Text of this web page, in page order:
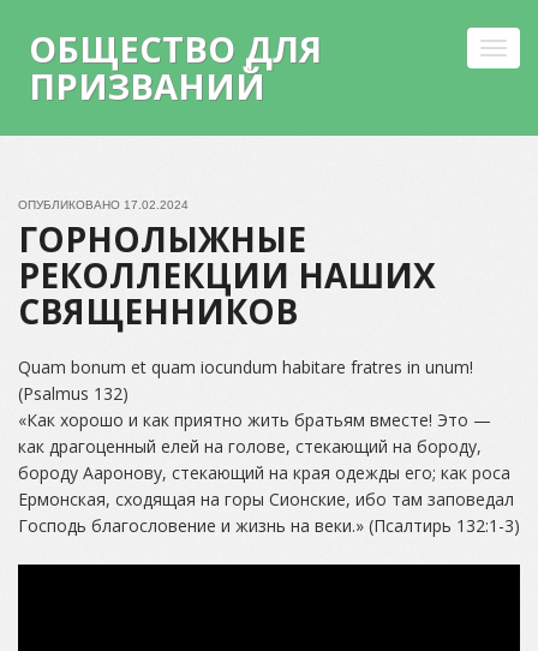
ОБЩЕСТВО ДЛЯ
ПРИЗВАНИЙ
content
ОПУБЛИКОВАНО 17.02.2024
ГОРНОЛЫЖНЫЕ
РЕКОЛЛЕКЦИИ НАШИХ
СВЯЩЕННИКОВ
Quam bonum et quam iocundum habitare fratres in unum!
(Psalmus 132)
«Как хорошо и как приятно жить братьям вместе! Это —
как драгоценный елей на голове, стекающий на бороду,
бороду Ааронову, стекающий на края одежды его; как роса
Ермонская, сходящая на горы Сионские, ибо там заповедал
Господь благословение и жизнь на веки.» (Псалтирь 132:1-3)